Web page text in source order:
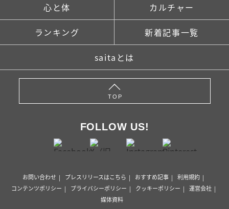
心と体 カルチャー
ランキング 新着記事一覧
saitaとは
TOP
FOLLOW US!
お問い合わせ プレスリリースはこちら おすすめ記事
利用規約
コンテンツポリシー
プライバシーポリシー クッキーポリシー
運営会社
媒体資料